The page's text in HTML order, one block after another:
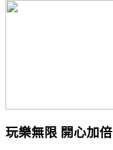
玩樂無限 開心加倍